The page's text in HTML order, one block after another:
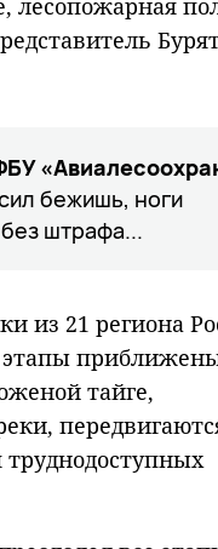
бежишь, ноги
штрафа...
из 21 региона
этапы
тайге,